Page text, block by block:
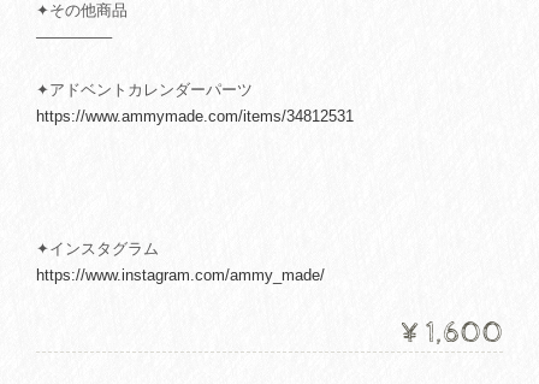
✦その他商品
───────
✦アドベントカレンダーパーツ
https://www.ammymade.com/items/34812531
✦インスタグラム
https://www.instagram.com/ammy_made/
¥1,600